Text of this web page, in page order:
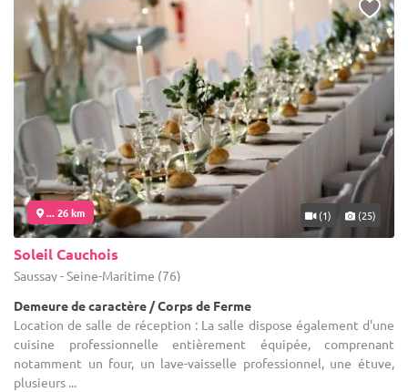
... 26 km (1) (25)
Soleil Cauchois
Saussay - Seine-Maritime (76)
Demeure de caractère / Corps de Ferme
Location de salle de réception : La salle dispose également d'une
cuisine professionnelle entièrement équipée, comprenant
notamment un four, un lave-vaisselle professionnel, une étuve,
plusieurs ...